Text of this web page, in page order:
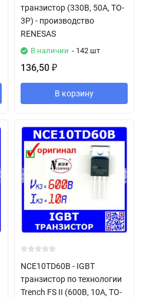
транзистор (330В, 50А, TO-
3P) - производство
RENESAS
В наличии - 142 шт
136,50 ₽
В корзину
NCE10TD60B - IGBT
транзистор по технологии
Trench FS II (600В, 10А, TO-